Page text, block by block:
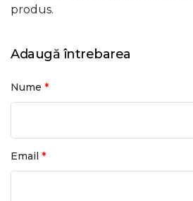
produs.
Adaugă întrebarea
Nume *
Email *